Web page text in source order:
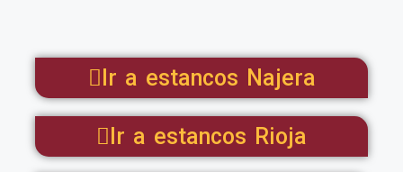
Ir a estancos Najera
Ir a estancos Rioja